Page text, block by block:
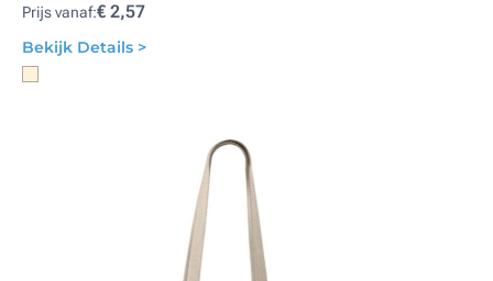
Prijs vanaf:€ 2,57
Bekijk Details >